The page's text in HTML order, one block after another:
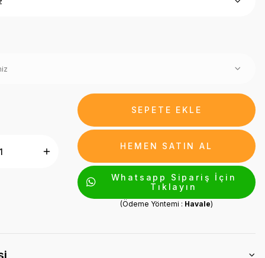
SEPETE EKLE
HEMEN SATIN AL
Whatsapp Sipariş İçin
Tıklayın
(Ödeme Yöntemi : Havale)